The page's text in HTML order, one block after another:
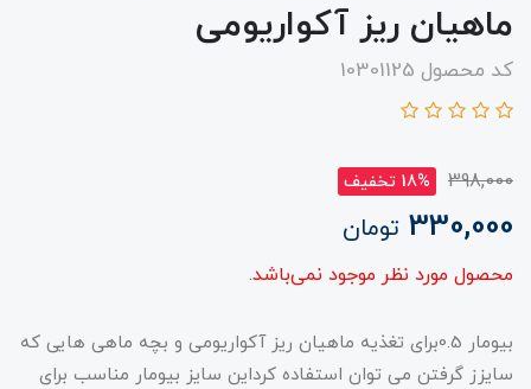
ماهیان ریز آکواریومی
کد محصول 10301125
398,000 18% تخفیف
330,000 تومان
محصول مورد نظر موجود نمی‌باشد.
بیومار 0.5برای تغذیه ماهیان ریز آکواریومی و بچه ماهی هایی که
سایزز گرفتن می توان استفاده کرداین سایز بیومار مناسب برای